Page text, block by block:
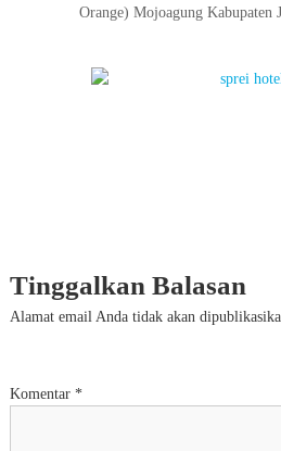
Orange) Mojoagung Kabupaten
Tinggalkan Balasan
Alamat email Anda tidak akan
Komentar *